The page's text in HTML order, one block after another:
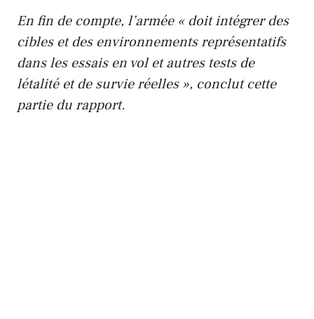
En fin de compte, l’armée « doit intégrer des
cibles et des environnements représentatifs
dans les essais en vol et autres tests de
létalité et de survie réelles », conclut cette
partie du rapport.